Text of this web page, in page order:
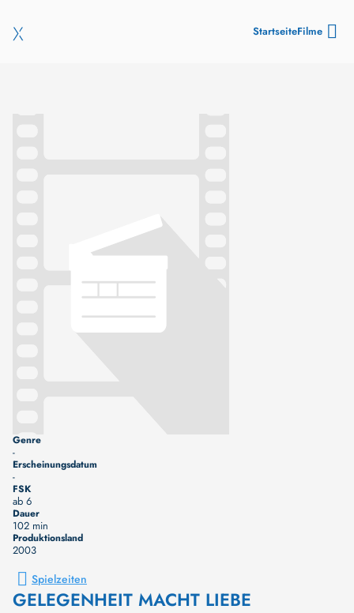
StartseiteFilme
Genre
-
Erscheinungsdatum
-
FSK
ab 6
Dauer
102 min
Produktionsland
2003
Spielzeiten
GELEGENHEIT MACHT LIEBE